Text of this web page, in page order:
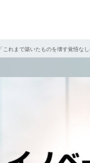
「これまで築いたものを壊す覚悟な